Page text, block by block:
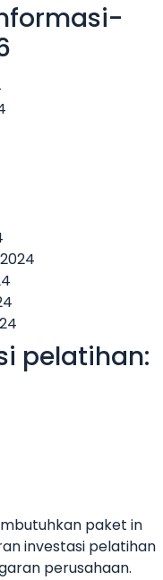
pelatihan:
paket in
investasi pelatihan
perusahaan.